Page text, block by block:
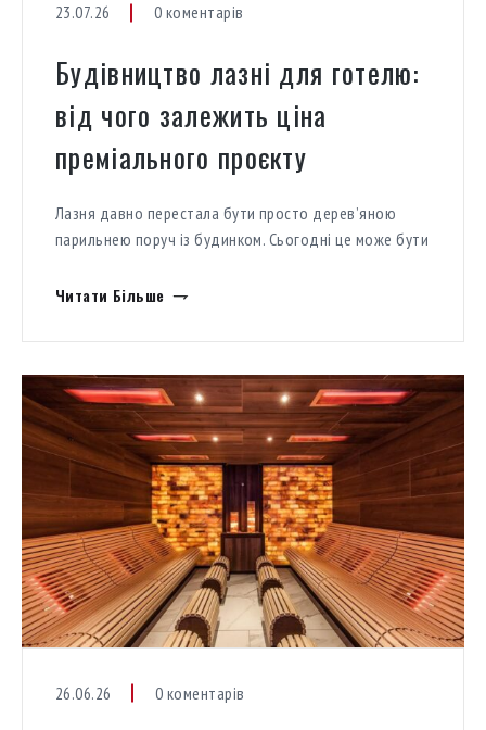
23.07.26 0 коментарів
Будівництво лазні для готелю:
від чого залежить ціна
преміального проєкту
Лазня давно перестала бути просто дерев’яною
парильнею поруч із будинком. Сьогодні це може бути
інфраструктури готелю або окремий комерційний
мати дуже різну вартість. Один проєкт можна
реалізувати як компактну домашню сауну. Інший — як
архітектурний комплекс із басейном, хамамом, зоною
відпочинку, професійною вентиляцією, світловими
[…]
Читати Більше
26.06.26 0 коментарів